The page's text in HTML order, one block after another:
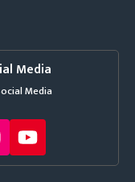
Media
Media